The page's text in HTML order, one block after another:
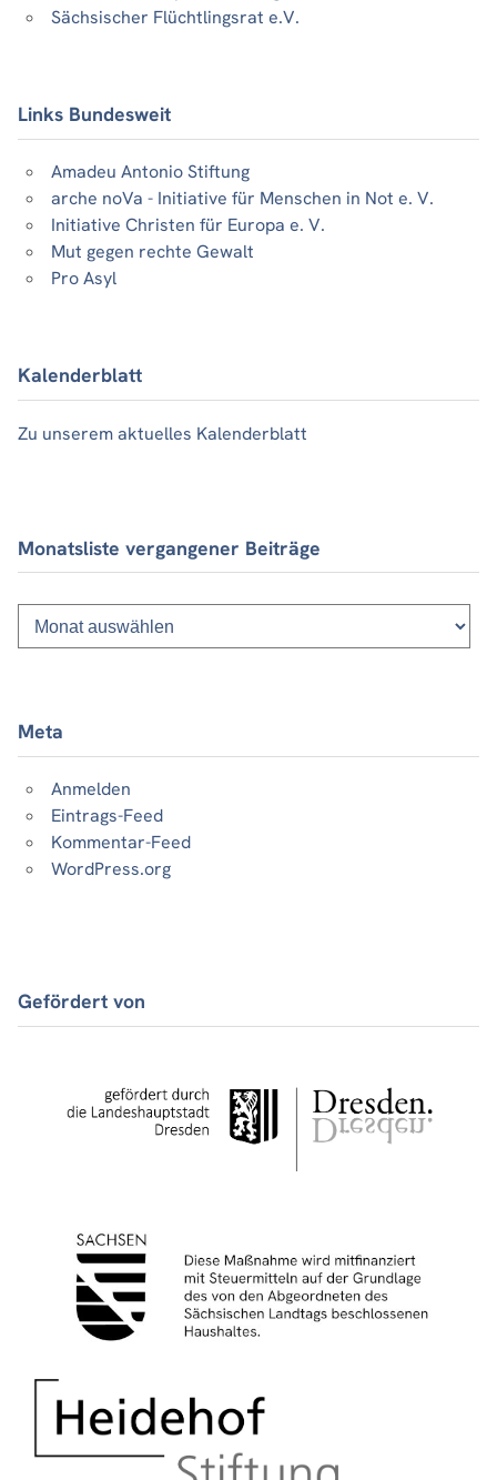
Sächsischer Flüchtlingsrat e.V.
Links Bundesweit
Amadeu Antonio Stiftung
arche noVa - Initiative für Menschen in Not e. V.
Initiative Christen für Europa e. V.
Mut gegen rechte Gewalt
Pro Asyl
Kalenderblatt
Zu unserem aktuelles Kalenderblatt
Monatsliste vergangener Beiträge
Monatsliste
vergangener
Beiträge
Meta
Anmelden
Eintrags-Feed
Kommentar-Feed
WordPress.org
Gefördert von